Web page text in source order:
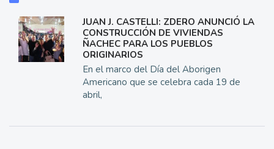
JUAN J. CASTELLI: ZDERO ANUNCIÓ LA
CONSTRUCCIÓN DE VIVIENDAS
ÑACHEC PARA LOS PUEBLOS
ORIGINARIOS
En el marco del Día del Aborigen
Americano que se celebra cada 19 de
abril,